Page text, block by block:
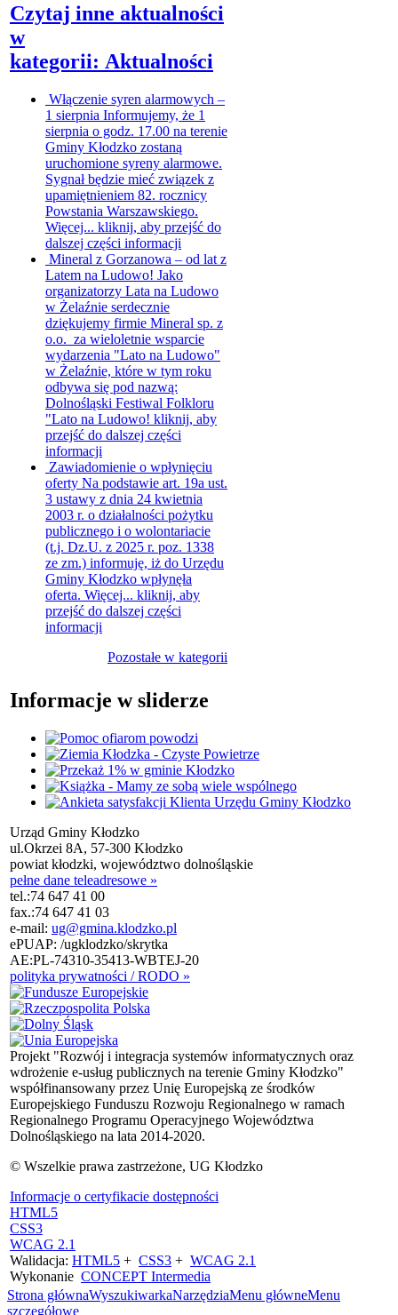
Czytaj inne aktualności
w
kategorii: Aktualności
Włączenie syren alarmowych –
1 sierpnia Informujemy, że 1
sierpnia o godz. 17.00 na terenie
Gminy Kłodzko zostaną
uruchomione syreny alarmowe.
Sygnał będzie mieć związek z
upamiętnieniem 82. rocznicy
Powstania Warszawskiego.
Więcej... kliknij, aby przejść do
dalszej części informacji
Mineral z Gorzanowa – od lat z
Latem na Ludowo! Jako
organizatorzy Lata na Ludowo
w Żelaźnie serdecznie
dziękujemy firmie Mineral sp. z
o.o. za wieloletnie wsparcie
wydarzenia "Lato na Ludowo"
w Żelaźnie, które w tym roku
odbywa się pod nazwą:
Dolnośląski Festiwal Folkloru
"Lato na Ludowo! kliknij, aby
przejść do dalszej części
informacji
Zawiadomienie o wpłynięciu
oferty Na podstawie art. 19a ust.
3 ustawy z dnia 24 kwietnia
2003 r. o działalności pożytku
publicznego i o wolontariacie
(t.j. Dz.U. z 2025 r. poz. 1338
ze zm.) informuję, iż do Urzędu
Gminy Kłodzko wpłynęła
oferta. Więcej... kliknij, aby
przejść do dalszej części
informacji
Pozostałe w kategorii
Informacje w sliderze
Urząd Gminy Kłodzko
ul.Okrzei 8A, 57-300 Kłodzko
powiat kłodzki, województwo dolnośląskie
pełne dane teleadresowe »
tel.:74 647 41 00
fax.:74 647 41 03
e-mail: ug@gmina.klodzko.pl
ePUAP: /ugklodzko/skrytka
AE:PL-74310-35413-WBTEJ-20
polityka prywatności / RODO »
Projekt "Rozwój i integracja systemów informatycznych oraz
wdrożenie e-usług publicznych na terenie Gminy Kłodzko"
współfinansowany przez Unię Europejską ze środków
Europejskiego Funduszu Rozwoju Regionalnego w ramach
Regionalnego Programu Operacyjnego Województwa
Dolnośląskiego na lata 2014-2020.
© Wszelkie prawa zastrzeżone, UG Kłodzko
Informacje o certyfikacie dostępności
HTML5
CSS3
WCAG 2.1
Walidacja: HTML5 + CSS3 + WCAG 2.1
Wykonanie CONCEPT Intermedia
Strona głównaWyszukiwarkaNarzędziaMenu główneMenu
szczegółowe